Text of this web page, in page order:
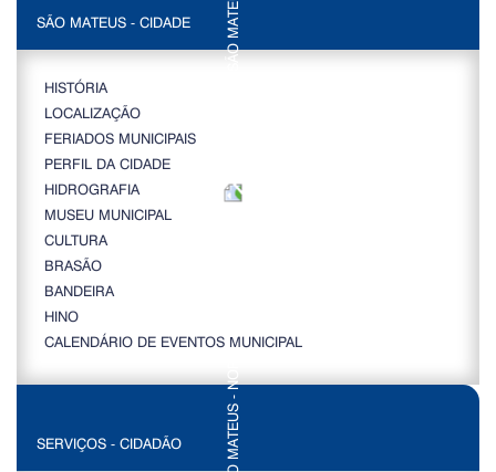
SÃO MATEUS - CIDADE
HISTÓRIA
LOCALIZAÇÃO
FERIADOS MUNICIPAIS
PERFIL DA CIDADE
HIDROGRAFIA
MUSEU MUNICIPAL
CULTURA
BRASÃO
BANDEIRA
HINO
CALENDÁRIO DE EVENTOS MUNICIPAL
SERVIÇOS - CIDADÃO